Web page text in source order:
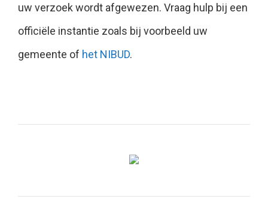
uw verzoek wordt afgewezen. Vraag hulp bij een
officiële instantie zoals bij voorbeeld uw
gemeente of het NIBUD.